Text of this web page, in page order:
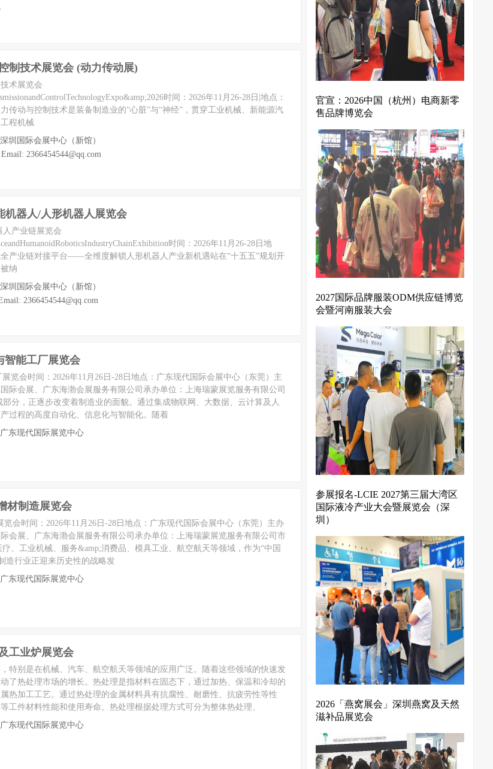
制技术展览会 (动力传动展)
术展览会
时间：2026年11月26-28日‌|‌地点：
传动与控制技术是装备制造业的“心脏”与“神经”，贯穿工业机械、新能源汽
程机械
圳国际会展中心（新馆）
2366454544@qq.com
机器人/人形机器人展览会
人产业链展览会
时间：2026年11月26-28日地
产业链对接平台——全维度解锁人形机器人产业新机遇站在“十五五”规划开
纳
圳国际会展中心（新馆）
2366454544@qq.com
智能工厂展览会
览会时间：2026年11月26日-28日地点：广东现代国际会展中心（东莞）主
际会展、广东海渤会展服务有限公司承办单位：上海瑞蒙展览服务有限公司
分，正逐步改变着制造业的面貌。通过集成物联网、大数据、云计算及人
过程的高度自动化、信息化与智能化。随着
东现代国际展览中心
材制造展览会
览会时间：2026年11月26日-28日地点：广东现代国际会展中心（东莞）主办
会展、广东海渤会展服务有限公司承办单位：上海瑞蒙展览服务有限公司市
、工业机械、服务&amp;消费品、模具工业、航空航天等领域，作为“中国
造行业正迎来历史性的战略发
东现代国际展览中心
工业炉展览会
特别是在机械、汽车、航空航天等领域的应用广泛。随着这些领域的快速发
了热处理市场的增长。热处理是指材料在固态下，通过加热、保温和冷却的
热加工工艺。通过热处理的金属材料具有抗腐性、耐磨性、抗疲劳性等性
工件材料性能和使用寿命。热处理根据处理方式可分为整体热处理、
东现代国际展览中心
官宣：2026中国（杭州）电商新零
售品牌博览会
2027国际品牌服装ODM供应链博览
会暨河南服装大会
参展报名-LCIE 2027第三届大湾区
国际液冷产业大会暨展览会（深
圳）
2026「燕窝展会」深圳燕窝及天然
滋补品展览会